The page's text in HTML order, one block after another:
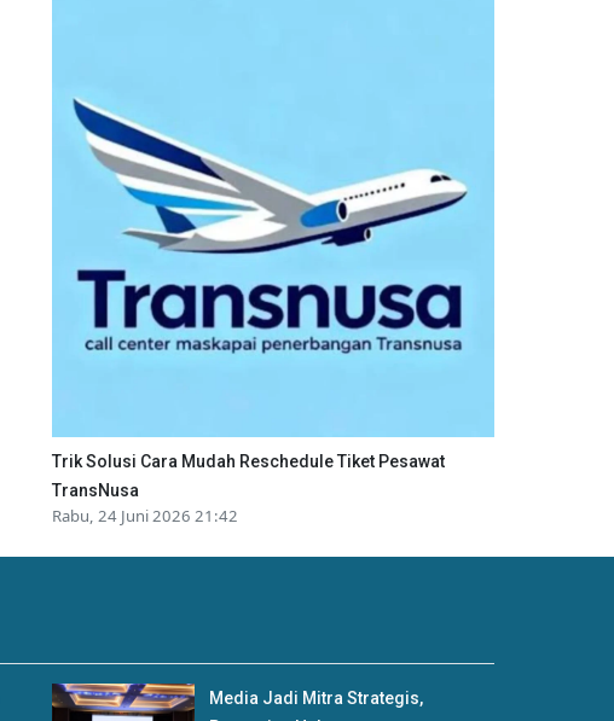
Trik Solusi Cara Mudah Reschedule Tiket Pesawat
TransNusa
Rabu, 24 Juni 2026 21:42
Media Jadi Mitra Strategis,